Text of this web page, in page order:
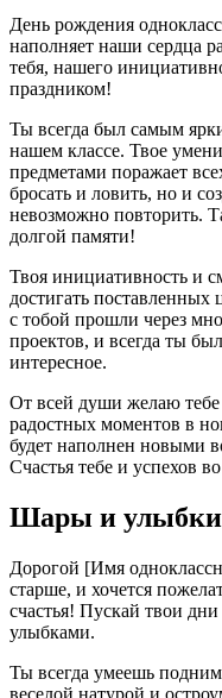
День рождения
наполняет наши сердца
тебя, нашего
праздником!
Ты всегда был самым
нашем классе. Твое
предметами поражает
бросать и ловить, но и
невозможно повторить.
долгой памяти!
Твоя инициативность и
достигать
с тобой прошли через
проектов, и всегда ты
интересное.
От всей души желаю тебе
радостных моментов в
будет наполнен новыми
Счастья тебе и успехов
Шары и улыбки
Дорогой [Имя
старше, и хочется
счастья! Пускай твои
улыбками.
Ты всегда умеешь
веселой натурой и